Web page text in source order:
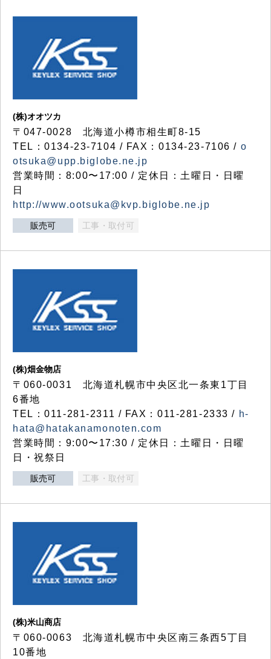
(株)オオツカ
〒047-0028 北海道小樽市相生町8-15
TEL：0134-23-7104 / FAX：0134-23-7106 / o
otsuka@upp.biglobe.ne.jp
営業時間：8:00〜17:00 / 定休日：土曜日・日曜
日
http://www.ootsuka@kvp.biglobe.ne.jp
販売可 工事・取付可
(株)畑金物店
〒060-0031 北海道札幌市中央区北一条東1丁目
6番地
TEL：011-281-2311 / FAX：011-281-2333 / h-
hata@hatakanamonoten.com
営業時間：9:00〜17:30 / 定休日：土曜日・日曜
日・祝祭日
販売可 工事・取付可
(株)米山商店
〒060-0063 北海道札幌市中央区南三条西5丁目
10番地